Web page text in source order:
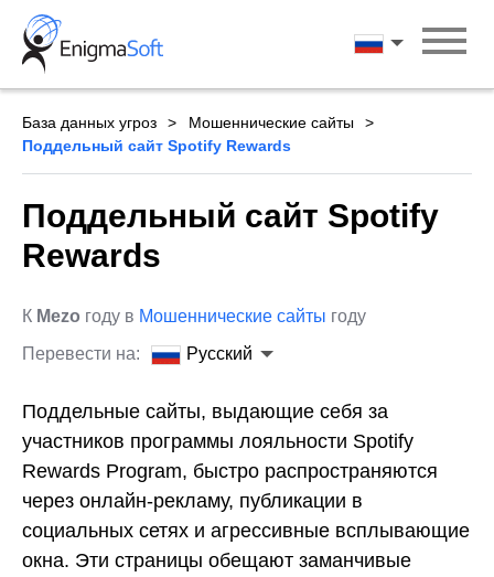
Skip
content
Русский
База данных угроз
Мошеннические сайты
Поддельный сайт Spotify Rewards
Поддельный сайт Spotify
Rewards
К Mezo году в Мошеннические сайты году
Перевести на:
Русский
Поддельные сайты, выдающие себя за
участников программы лояльности Spotify
Rewards Program, быстро распространяются
через онлайн-рекламу, публикации в
социальных сетях и агрессивные всплывающие
окна. Эти страницы обещают заманчивые